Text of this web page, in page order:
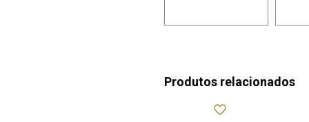
Produtos relacionados